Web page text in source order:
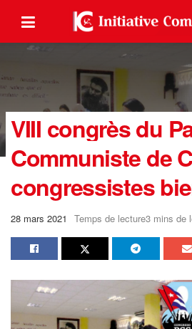
VIII congrès du
Communiste de
congressistes
28 mars 2021 Temps de lecture3 mins de